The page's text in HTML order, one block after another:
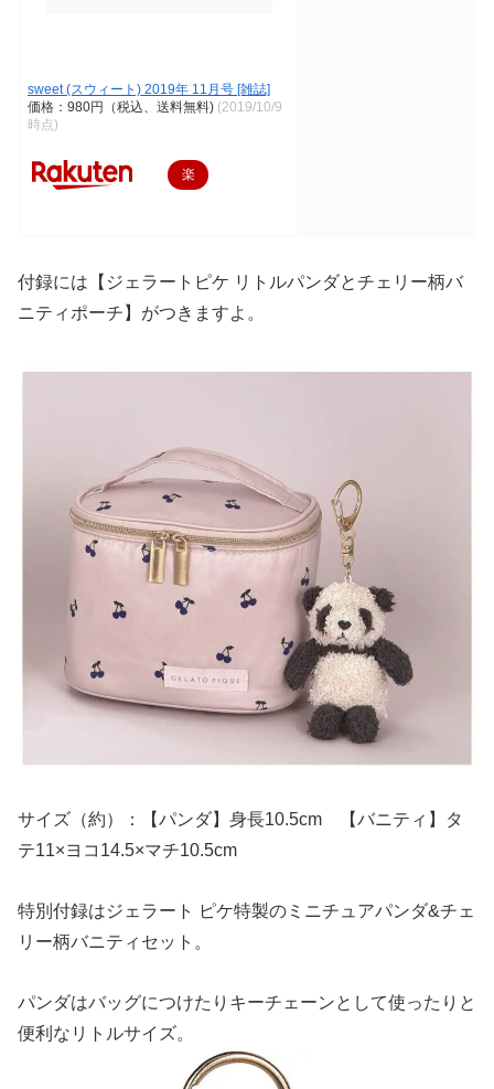
sweet (スウィート) 2019年 11月号 [雑誌]
価格：980円（税込、送料無料) (2019/10/9
時点)
楽
入
付録には【ジェラートピケ リトルパンダとチェリー柄バ
ニティポーチ】がつきますよ。
サイズ（約）：【パンダ】身長10.5cm 【バニティ】タ
テ11×ヨコ14.5×マチ10.5cm
特別付録はジェラート ピケ特製のミニチュアパンダ&チェ
リー柄バニティセット。
パンダはバッグにつけたりキーチェーンとして使ったりと
便利なリトルサイズ。